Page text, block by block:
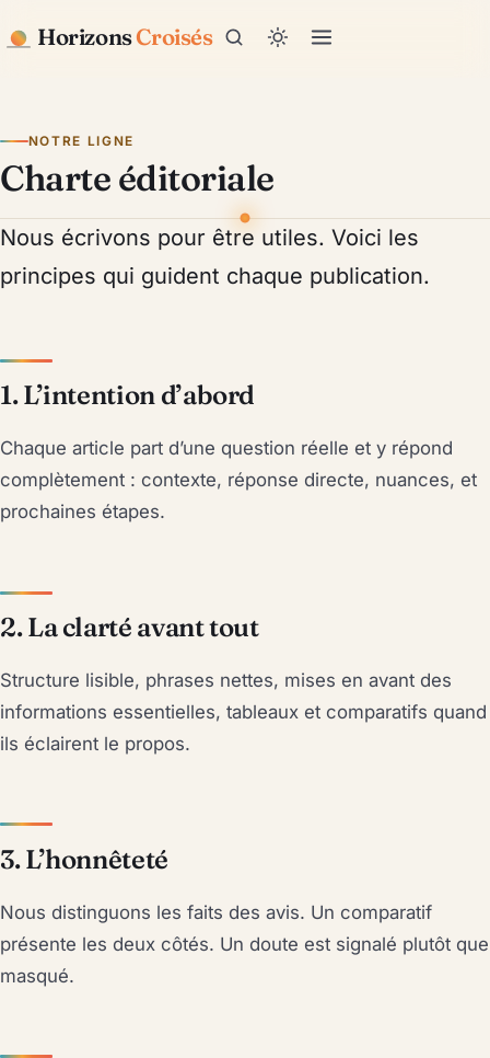
HorizonsCroisés
NOTRE LIGNE
Charte éditoriale
Nous écrivons pour être utiles. Voici les
principes qui guident chaque publication.
1. L’intention d’abord
Chaque article part d’une question réelle et y répond
complètement : contexte, réponse directe, nuances, et
prochaines étapes.
2. La clarté avant tout
Structure lisible, phrases nettes, mises en avant des
informations essentielles, tableaux et comparatifs quand
ils éclairent le propos.
3. L’honnêteté
Nous distinguons les faits des avis. Un comparatif
présente les deux côtés. Un doute est signalé plutôt que
masqué.